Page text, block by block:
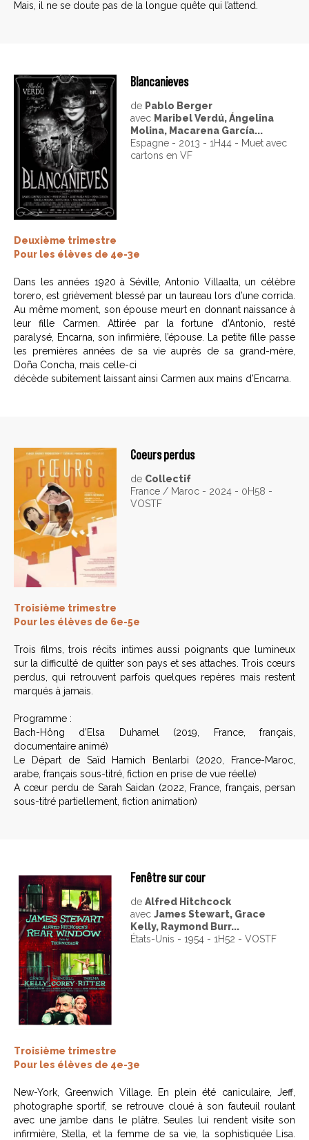
Mais, il ne se doute pas de la longue quête qui l’attend.
Blancanieves
de Pablo Berger
avec Maribel Verdú, Ángelina
Molina, Macarena García...
Espagne - 2013 - 1H44 - Muet avec
cartons en VF
Deuxième trimestre
Pour les élèves de 4e-3e
Dans les années 1920 à Séville, Antonio Villaalta, un célèbre
torero, est grièvement blessé par un taureau lors d’une corrida.
Au même moment, son épouse meurt en donnant naissance à
leur fille Carmen. Attirée par la fortune d’Antonio, resté
paralysé, Encarna, son infirmière, l’épouse. La petite fille passe
les premières années de sa vie auprès de sa grand-mère,
Doña Concha, mais celle-ci
décède subitement laissant ainsi Carmen aux mains d’Encarna.
Coeurs perdus
de Collectif
France / Maroc - 2024 - 0H58 -
VOSTF
Troisième trimestre
Pour les élèves de 6e-5e
Trois films, trois récits intimes aussi poignants que lumineux
sur la difficulté de quitter son pays et ses attaches. Trois cœurs
perdus, qui retrouvent parfois quelques repères mais restent
marqués à jamais.
Programme :
Bach-Hông d’Elsa Duhamel (2019, France, français,
documentaire animé)
Le Départ de Saïd Hamich Benlarbi (2020, France-Maroc,
arabe, français sous-titré, fiction en prise de vue réelle)
A cœur perdu de Sarah Saidan (2022, France, français, persan
sous-titré partiellement, fiction animation)
Fenêtre sur cour
de Alfred Hitchcock
avec James Stewart, Grace
Kelly, Raymond Burr...
États-Unis - 1954 - 1H52 - VOSTF
Troisième trimestre
Pour les élèves de 4e-3e
New-York, Greenwich Village. En plein été caniculaire, Jeff,
photographe sportif, se retrouve cloué à son fauteuil roulant
avec une jambe dans le plâtre. Seules lui rendent visite son
infirmière, Stella, et la femme de sa vie, la sophistiquée Lisa.